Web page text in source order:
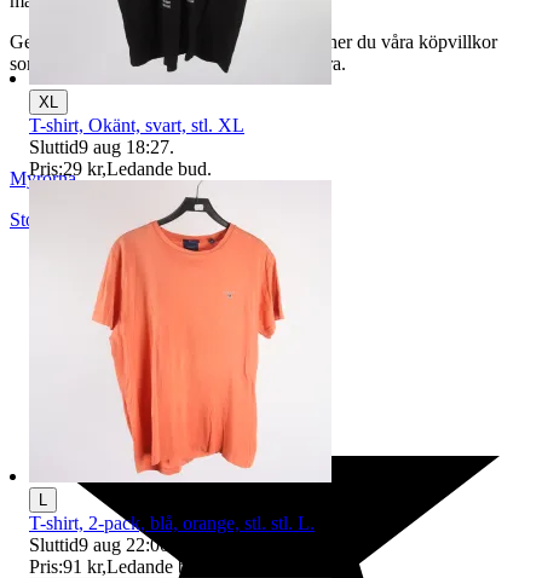
Genom att buda på våra annonser godkänner du våra köpvillkor
som du hittar på vår infosida här på Tradera.
Myrorna
Stockholm
Sverige
XL
T-shirt, Okänt, svart, stl. XL
Sluttid9 aug 18:27.
Pris:29 kr,Ledande bud.
T-shirt, 2-pack, blå, orange, stl. stl. L.
Sluttid9 aug 22:00
Pris:91 kr,Ledande bud